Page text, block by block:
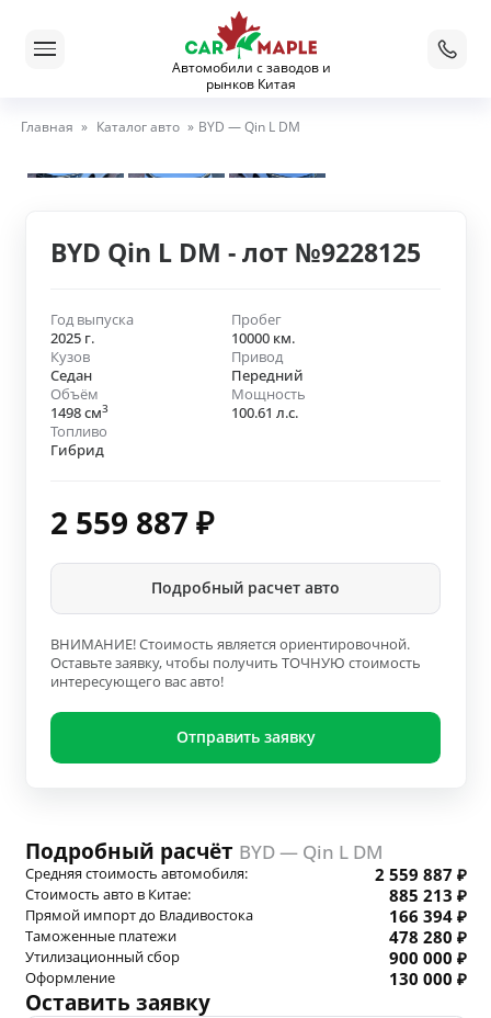
Автомобили с заводов и
рынков Китая
Главная » Каталог авто » BYD — Qin L DM
BYD Qin L DM - лот №9228125
Год выпуска
2025 г.
Пробег
10000 км.
Кузов
Седан
Привод
Передний
Объём
1498 см3
Мощность
100.61 л.с.
Топливо
Гибрид
2 559 887 ₽
Подробный расчет авто
ВНИМАНИЕ! Стоимость является ориентировочной.
Оставьте заявку, чтобы получить ТОЧНУЮ стоимость
интересующего вас авто!
Отправить заявку
Подробный расчёт BYD — Qin L DM
Средняя стоимость автомобиля: 2 559 887 ₽
Стоимость авто в Китае: 885 213 ₽
Прямой импорт до Владивостока 166 394 ₽
Таможенные платежи 478 280 ₽
Утилизационный сбор 900 000 ₽
Оформление 130 000 ₽
Оставить заявку